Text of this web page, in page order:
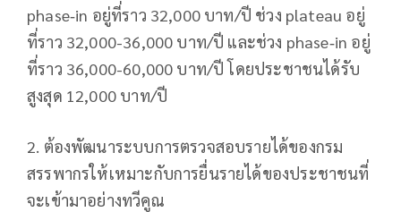
phase‑in อยู่ที่ราว 32,000 บาท/ปี ช่วง plateau อยู่
ที่ราว 32,000-36,000 บาท/ปี และช่วง phase‑in อยู่
ที่ราว 36,000-60,000 บาท/ปี โดยประชาชนได้รับ
สูงสุด 12,000 บาท/ปี
2. ต้องพัฒนาระบบการตรวจสอบรายได้ของกรม
สรรพากรให้เหมาะกับการยื่นรายได้ของประชาชนที่
จะเข้ามาอย่างทวีคูณ